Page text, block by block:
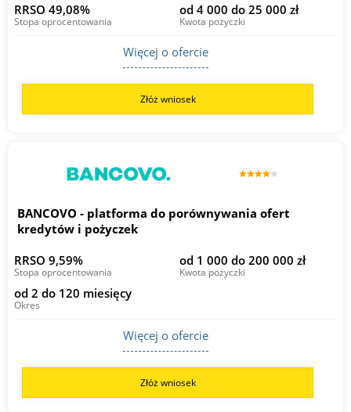
RRSO 49,08%
Stopa oprocentowania
od 4 000 do 25 000 zł
Kwota pożyczki
Więcej o ofercie
Złóż wniosek
BANCOVO - platforma do porównywania ofert
kredytów i pożyczek
RRSO 9,59%
Stopa oprocentowania
od 1 000 do 200 000 zł
Kwota pożyczki
od 2 do 120 miesięcy
Okres
Więcej o ofercie
Złóż wniosek